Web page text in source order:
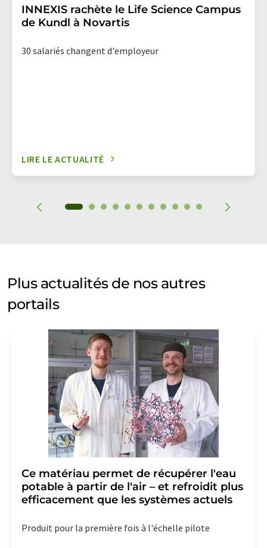
INNEXIS rachète le Life Science Campus
de Kundl à Novartis
30 salariés changent d'employeur
LIRE LE ACTUALITÉ
Plus actualités de nos autres
portails
Ce matériau permet de récupérer l'eau
potable à partir de l'air – et refroidit plus
efficacement que les systèmes actuels
Produit pour la première fois à l'échelle pilote